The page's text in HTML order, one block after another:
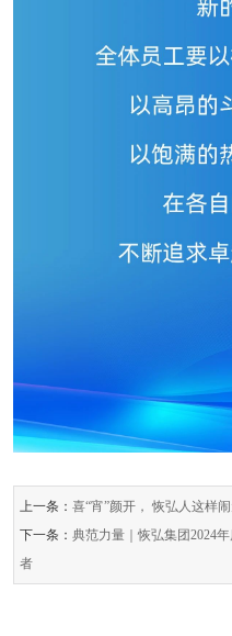
上一条：喜“宵”颜开， 恢弘人这样闹
下一条：典范力量｜恢弘集团2024
者